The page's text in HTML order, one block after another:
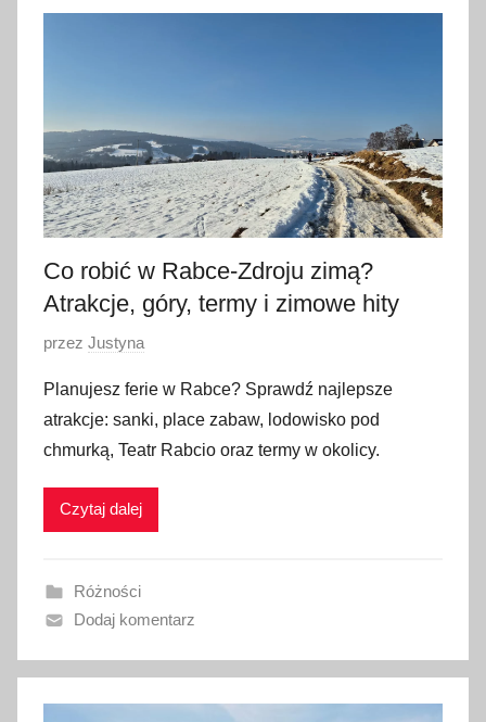
i
2
0
2
6
Co robić w Rabce-Zdroju zimą?
Atrakcje, góry, termy i zimowe hity
O
u
b
l
i
a
n
2
0
przez Justyna
Planujesz ferie w Rabce? Sprawdź najlepsze
atrakcje: sanki, place zabaw, lodowisko pod
chmurką, Teatr Rabcio oraz termy w okolicy.
Czytaj dalej
Różności
Dodaj komentarz